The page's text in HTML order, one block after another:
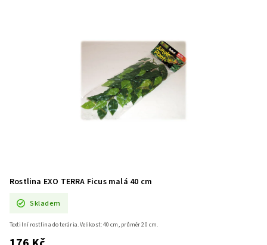
Rostlina EXO TERRA Ficus malá 40 cm
Skladem
Textilní rostlina do terária. Velikost: 40 cm, průměr 20 cm.